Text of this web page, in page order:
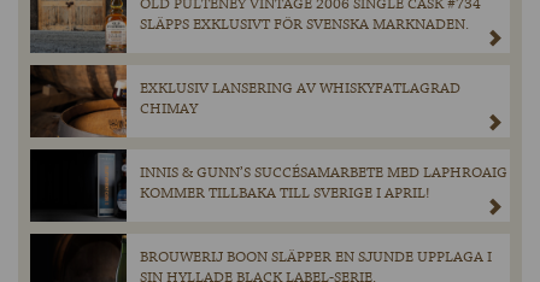
OLD PULTENEY VINTAGE 2006 SINGLE CASK #734
SLÄPPS EXKLUSIVT FÖR SVENSKA MARKNADEN.
EXKLUSIV LANSERING AV WHISKYFATLAGRAD
CHIMAY
INNIS & GUNN’S SUCCÉSAMARBETE MED LAPHROAIG
KOMMER TILLBAKA TILL SVERIGE I APRIL!
BROUWERIJ BOON SLÄPPER EN SJUNDE UPPLAGA I
SIN HYLLADE BLACK LABEL-SERIE.